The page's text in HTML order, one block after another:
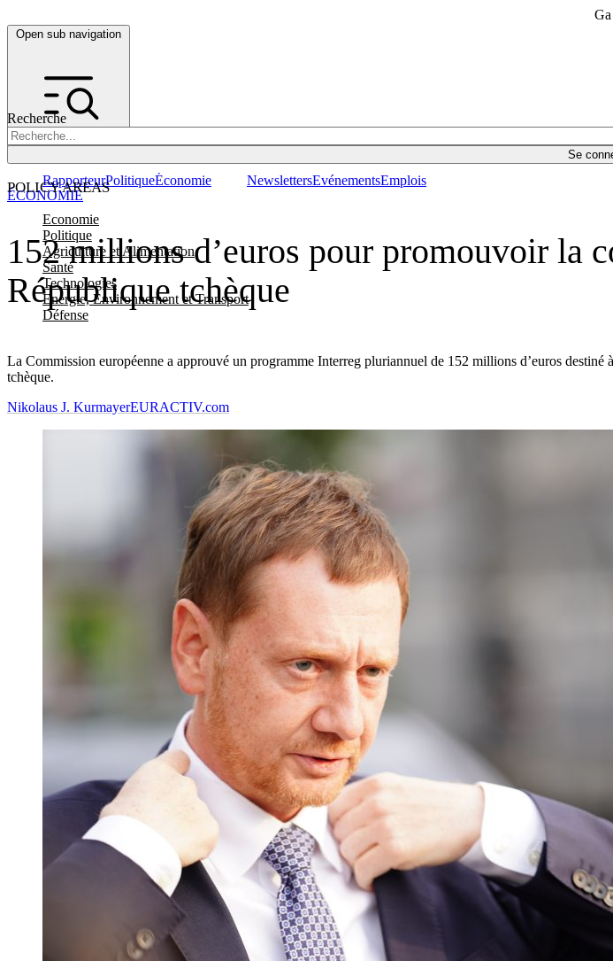
Open sub navigation
Recherche
Se
POLICY AREAS
Economie
Politique
Agriculture et Alimentation
Santé
Technologies
Energie, Environnement et Transport
Défense
RapporteurPolitiqueÉconomie NewslettersEvénementsEmplois
152 millions d’euros pour promouvoir la
République tchèque
La Commission européenne a approuvé un programme Interreg pluriannuel de 152 millions d’euros
tchèque.
ÉCONOMIE
Nikolaus J. KurmayerEURACTIV.com